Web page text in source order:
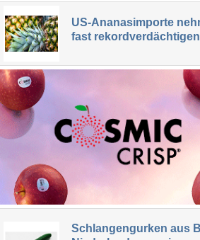
US-Ananasimporte
fast
Schlangengurken aus